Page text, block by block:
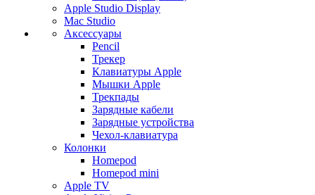
Apple Studio Display
Mac Studio
Аксессуары
Pencil
Трекер
Клавиатуры Apple
Мышки Apple
Трекпады
Зарядные кабели
Зарядные устройства
Чехол-клавиатура
Колонки
Homepod
Homepod mini
Apple TV